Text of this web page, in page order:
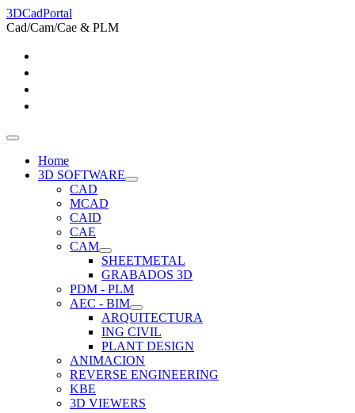
3DCadPortal
Cad/Cam/Cae & PLM
Home
3D SOFTWARE
CAD
MCAD
CAID
CAE
CAM
SHEETMETAL
GRABADOS 3D
PDM - PLM
AEC - BIM
ARQUITECTURA
ING CIVIL
PLANT DESIGN
ANIMACION
REVERSE ENGINEERING
KBE
3D VIEWERS